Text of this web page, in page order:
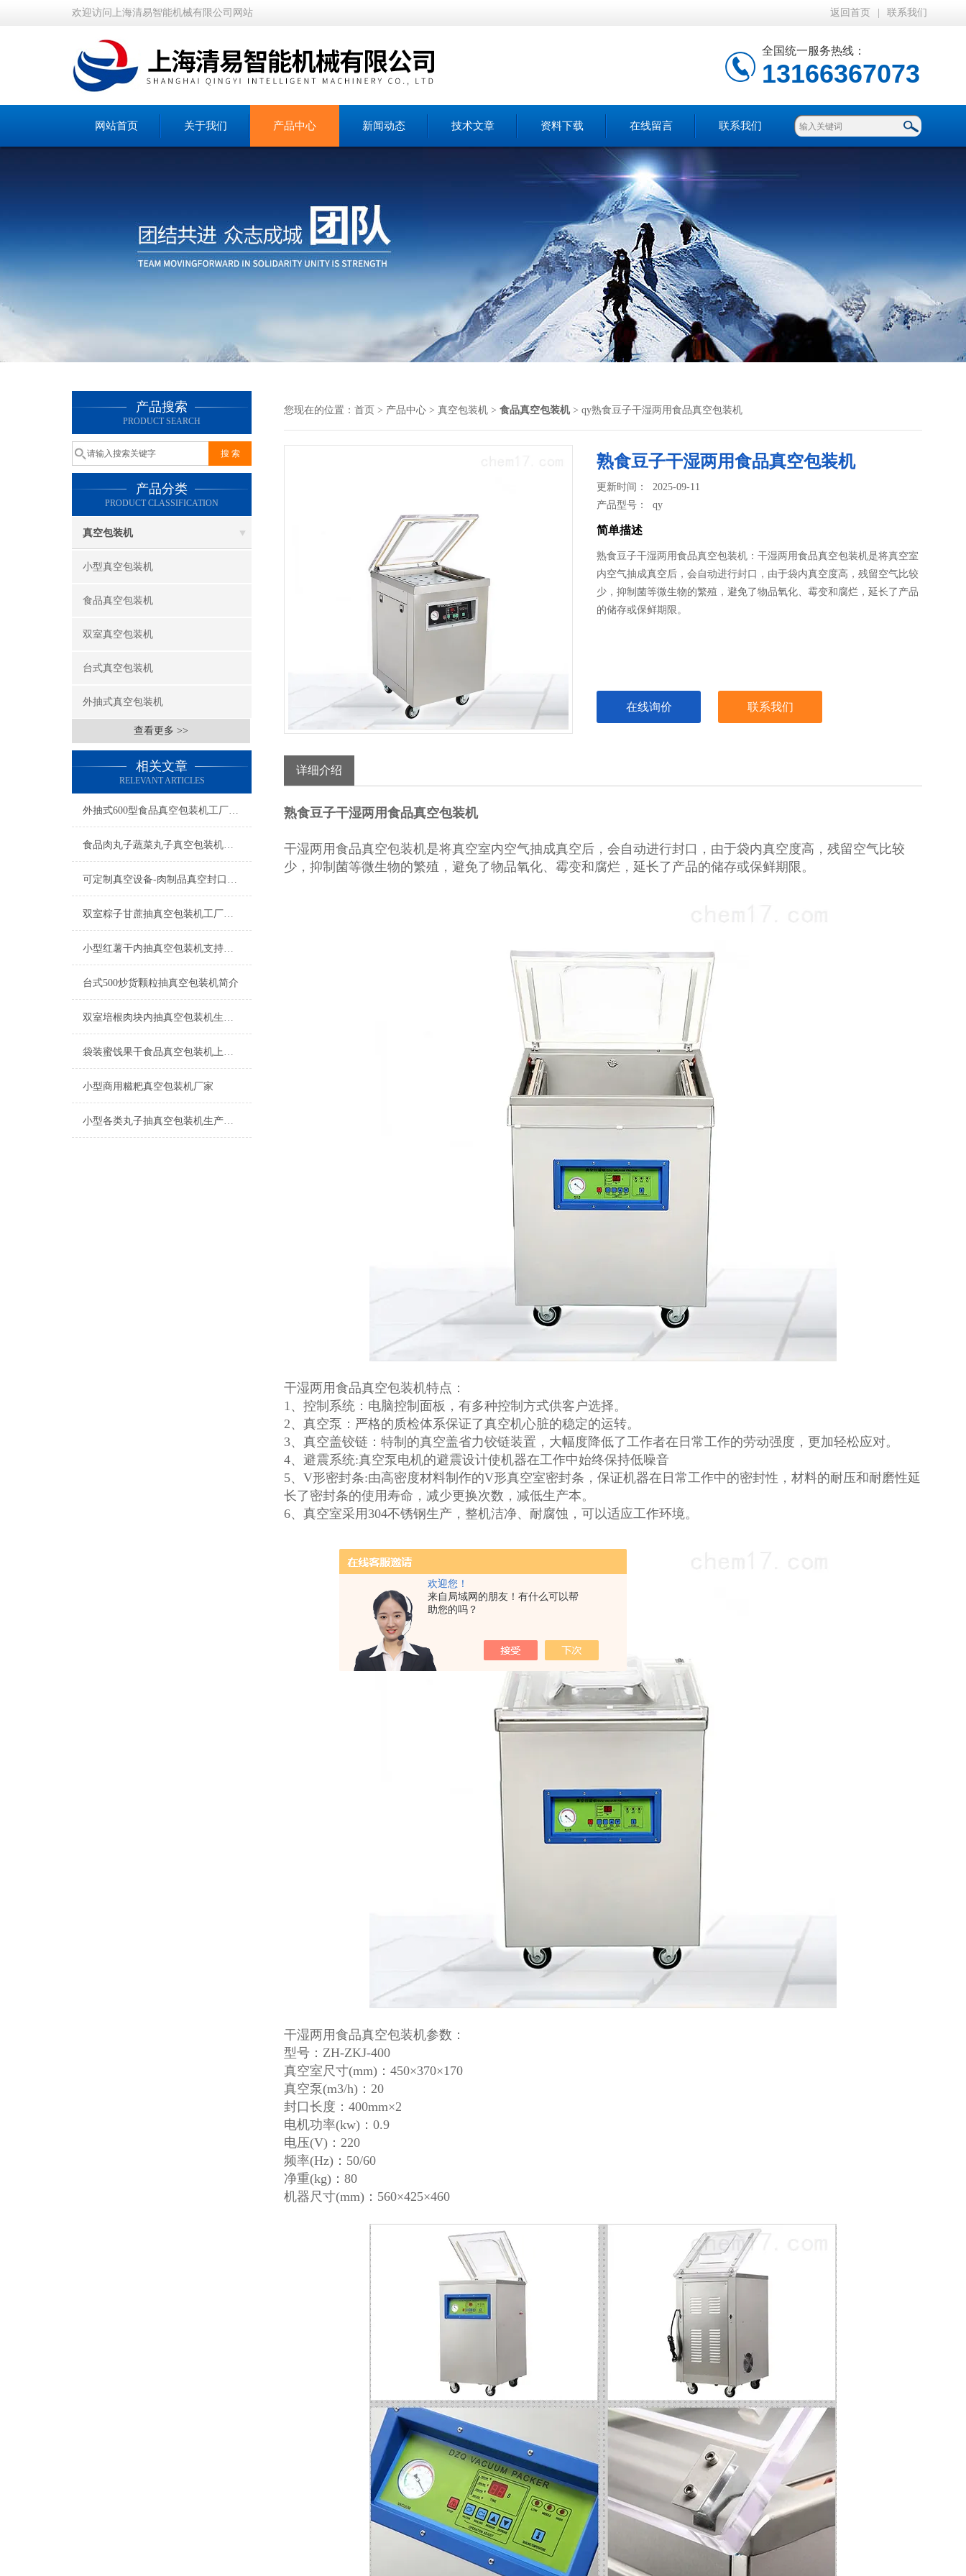
欢迎您！
来自局域网的朋友！有什么可以帮
助您的吗？
欢迎访问上海清易智能机械有限公司网站 返回首页 联系我们
全国统一服务热线：
13166367073
网站首页 关于我们 产品中心 新闻动态 技术文章 资料下载 在线留言 联系我们
产品搜索
PRODUCT SEARCH
产品分类
PRODUCT CLASSIFICATION
真空包装机
小型真空包装机
食品真空包装机
双室真空包装机
台式真空包装机
外抽式真空包装机
查看更多 >>
相关文章
RELEVANT ARTICLES
外抽式600型食品真空包装机工厂生产
食品肉丸子蔬菜丸子真空包装机操作简单
可定制真空设备-肉制品真空封口机-食品真空包装机厂家
双室粽子甘蔗抽真空包装机工厂生产
小型红薯干内抽真空包装机支持定制
台式500炒货颗粒抽真空包装机简介
双室培根肉块内抽真空包装机生产厂家
袋装蜜饯果干食品真空包装机上海厂家
小型商用糍粑真空包装机厂家
小型各类丸子抽真空包装机生产厂家
您现在的位置： 首页 > 产品中心 > 真空包装机 > 食品真空包装机> qy熟食豆子干湿两用食品真空包装机
熟食豆子干湿两用食品真空包装机
更新时间： 2025-09-11
产品型号：qy
简单描述
熟食豆子干湿两用食品真空包装机：干湿两用食品真空包装机是将真空室
内空气抽成真空后，会自动进行封口，由于袋内真空度高，残留空气比较
少，抑制菌等微生物的繁殖，避免了物品氧化、霉变和腐烂，延长了产品
的储存或保鲜期限。
在线询价 联系我们
详细介绍
熟食豆子干湿两用食品真空包装机
干湿两用食品真空包装机是将真空室内空气抽成真空后，会自动进行封口，由于袋内真空度高，残留空气比较
少，抑制菌等微生物的繁殖，避免了物品氧化、霉变和腐烂，延长了产品的储存或保鲜期限。
干湿两用食品真空包装机特点：
1、控制系统：电脑控制面板，有多种控制方式供客户选择。
2、真空泵：严格的质检体系保证了真空机心脏的稳定的运转。
3、真空盖铰链：特制的真空盖省力铰链装置，大幅度降低了工作者在日常工作的劳动强度，更加轻松应对。
4、避震系统:真空泵电机的避震设计使机器在工作中始终保持低噪音
5、V形密封条:由高密度材料制作的V形真空室密封条，保证机器在日常工作中的密封性，材料的耐压和耐磨性延
长了密封条的使用寿命，减少更换次数，减低生产本。
6、真空室采用304不锈钢生产，整机洁净、耐腐蚀，可以适应工作环境。
干湿两用食品真空包装机参数：
型号：ZH-ZKJ-400
真空室尺寸(mm)：450×370×170
真空泵(m3/h)：20
封口长度：400mm×2
电机功率(kw)：0.9
电压(V)：220
频率(Hz)：50/60
净重(kg)：80
机器尺寸(mm)：560×425×460